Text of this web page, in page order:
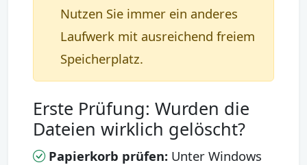
Nutzen Sie immer ein anderes
Laufwerk mit ausreichend freiem
Speicherplatz.
Erste Prüfung: Wurden die
Dateien wirklich gelöscht?
Papierkorb prüfen: Unter Windows